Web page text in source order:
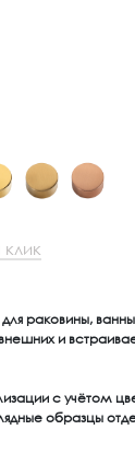
клик
раковины,
и
с учётом
образцы